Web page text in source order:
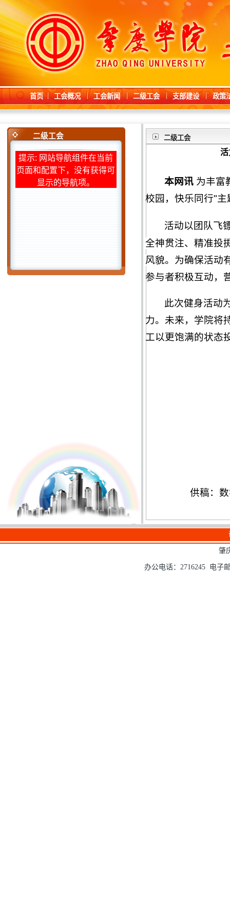
首页 工会概况 工会新闻 二级工会 支部建设 政策
二级工会
提示: 网站导航组件在当前
页面和配置下，没有获得可
显示的导航项。
二级工会
本网讯 为丰富
校园，快乐同行"主
活动以团队飞
全神贯注、精准投
风貌。
为确保活动
参与者积极互动，
此次健身活动
力。未来，学院将
工以更饱满的状态
供稿：
肇
办公电话：2716245 电子